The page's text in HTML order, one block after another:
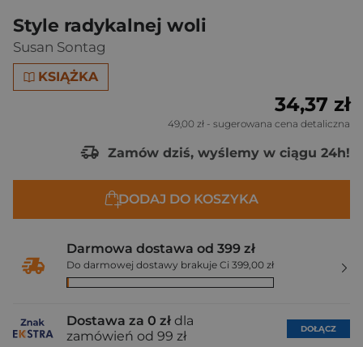
Style radykalnej woli
Susan Sontag
KSIĄŻKA
34,37 zł
49,00 zł - sugerowana cena detaliczna
Zamów dziś, wyślemy w ciągu 24h!
DODAJ DO KOSZYKA
Darmowa dostawa od 399 zł
Do darmowej dostawy brakuje Ci 399,00 zł
Dostawa za 0 zł dla
zamówień od 99 zł
DOŁĄCZ